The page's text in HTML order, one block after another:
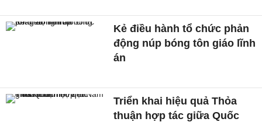
Kẻ điều hành tổ chức phản
động núp bóng tôn giáo lĩnh
án
Triển khai hiệu quả Thỏa
thuận hợp tác giữa Quốc